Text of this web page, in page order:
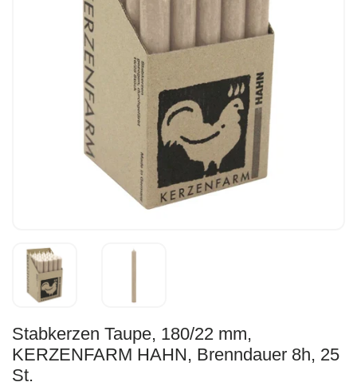
Stabkerzen Taupe, 180/22 mm,
KERZENFARM HAHN, Brenndauer 8h, 25
St.